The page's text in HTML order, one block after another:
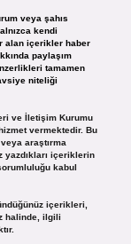
veya şahıs
kendi
alan içerikler haber
paylaşım
tamamen
niteliği
ve İletişim Kurumu
vermektedir. Bu
araştırma
yazdıkları içeriklerin
kabul
içerikleri,
halinde, ilgili